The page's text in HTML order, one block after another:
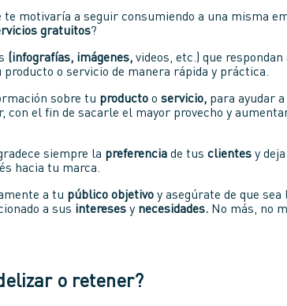
te motivaría a seguir consumiendo a una misma
gratuitos?
(infografías, imágenes, videos, etc.) que respondan
o servicio de manera rápida y práctica.
sobre tu producto oservicio, para ayudar
con el fin de sacarle el mayor provecho y
siempre la preferencia de tusclientes y
hacia tu marca.
a tu público objetivo y asegúrate de que sea
a sus intereses y necesidades. No más, no
o retener?